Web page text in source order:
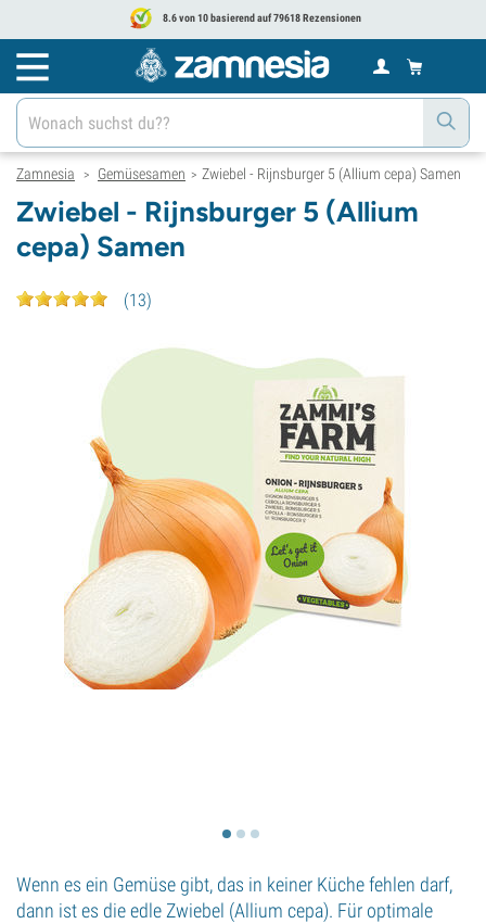
8.6 von 10 basierend auf 79618 Rezensionen
Zamnesia > Gemüsesamen > Zwiebel - Rijnsburger 5 (Allium cepa) Samen
Zwiebel - Rijnsburger 5 (Allium
cepa) Samen
(13)
Wenn es ein Gemüse gibt, das in keiner Küche fehlen darf,
dann ist es die edle Zwiebel (Allium cepa). Für optimale